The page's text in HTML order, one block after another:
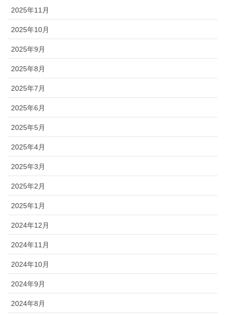
2025年11月
2025年10月
2025年9月
2025年8月
2025年7月
2025年6月
2025年5月
2025年4月
2025年3月
2025年2月
2025年1月
2024年12月
2024年11月
2024年10月
2024年9月
2024年8月